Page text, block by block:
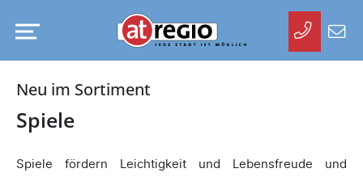
Kontakt
Spiele
Neu im Sortiment
Spiele fördern Leichtigkeit und Lebensfreude und